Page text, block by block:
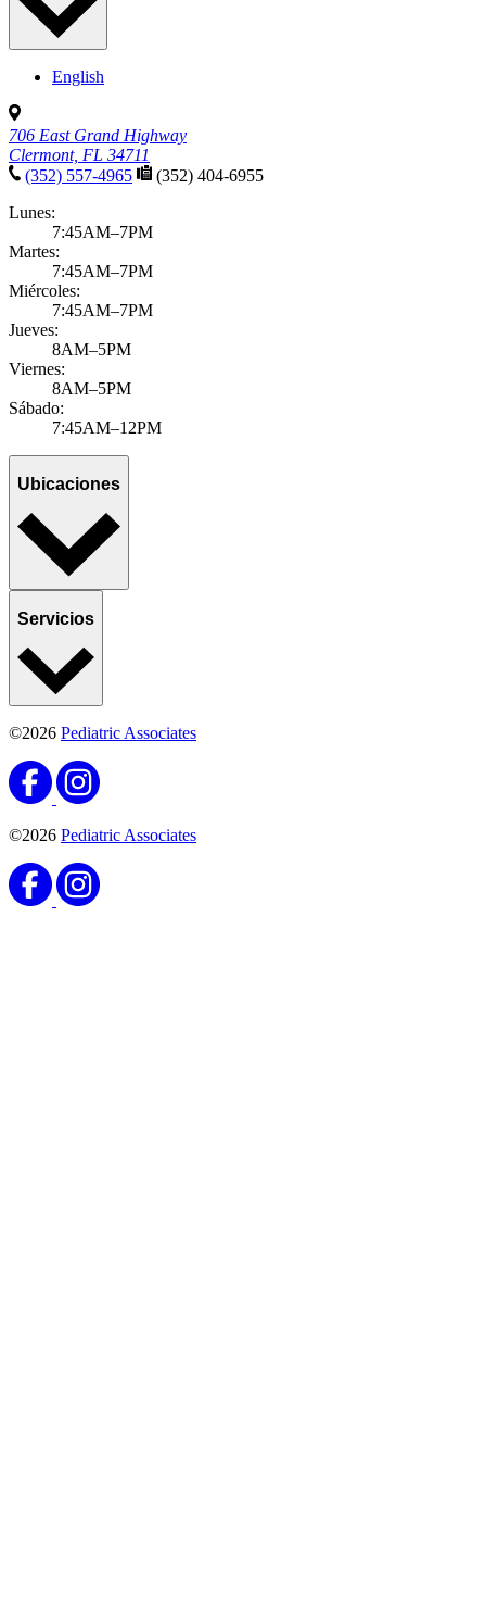
English
706 East Grand Highway
Clermont, FL 34711
(352) 557-4965
(352) 404-6955
Lunes:
7:45AM–7PM
Martes:
7:45AM–7PM
Miércoles:
7:45AM–7PM
Jueves:
8AM–5PM
Viernes:
8AM–5PM
Sábado:
7:45AM–12PM
Ubicaciones
Servicios
©2026 Pediatric Associates
©2026 Pediatric Associates